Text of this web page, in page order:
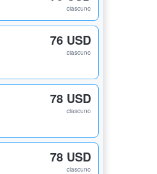
ciascuno
76 USD
ciascuno
78 USD
ciascuno
78 USD
ciascuno